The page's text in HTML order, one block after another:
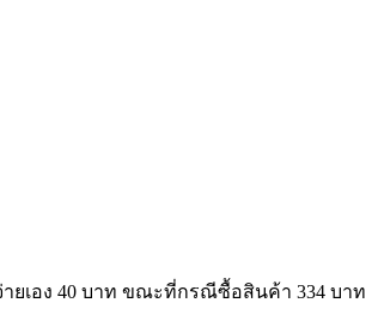
ายเอง 40 บาท ขณะที่กรณีซื้อสินค้า 334 บาท